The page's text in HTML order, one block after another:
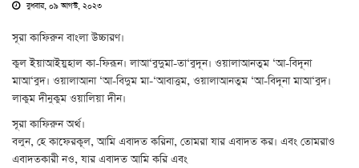
বুধবার, ০৯ আগস্ট, ২০২৩
সূরা কাফিরুন বাংলা উচ্চারণ।
কুল ইয়াআইয়ুহাল কা-ফিরূন। লাআ‘বুদুমা-তা‘বুদূন। ওয়ালাআনতুম ‘আ-বিদূনা
মাআ‘বুদ। ওয়ালাআনা ‘আ-বিদুম মা-‘আবাত্তুম, ওয়ালাআনতুম ‘আ-বিদূনা মাআ‘বুদ।
লাকুম দীনুকুম ওয়ালিয়া দীন।
সূরা কাফিরুন অর্থ।
বলুন, হে কাফেরকূল, আমি এবাদত করিনা, তোমরা যার এবাদত কর। এবং তোমরাও
এবাদতকারী নও, যার এবাদত আমি করি এবং